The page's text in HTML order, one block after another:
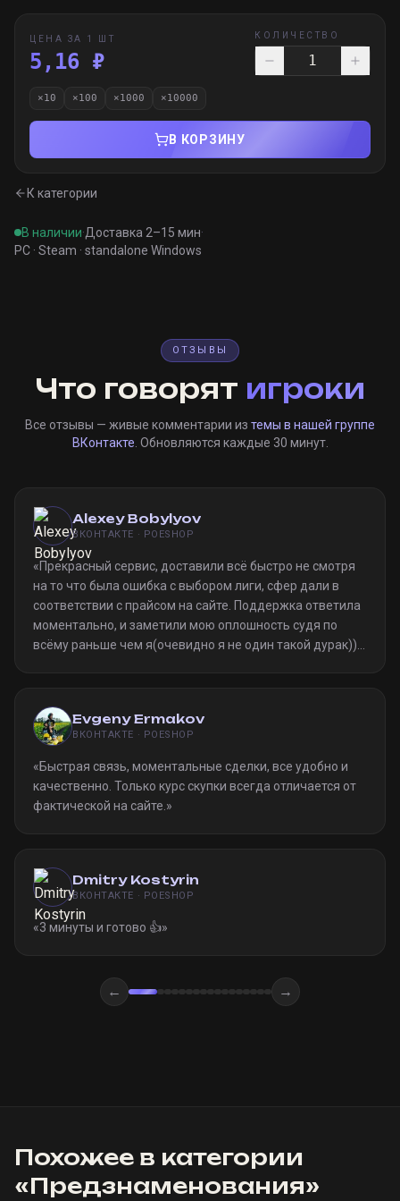
ЦЕНА ЗА 1 ШТ
5,16 ₽
КОЛИЧЕСТВО
×10 ×100 ×1000 ×10000
В КОРЗИНУ
К категории
В наличии·Доставка 2–15 мин·
PC · Steam · standalone Windows
ОТЗЫВЫ
Что говорят игроки
Все отзывы — живые комментарии из темы в нашей группе
ВКонтакте . Обновляются каждые 30 минут.
Alexey Bobylyov
ВКОНТАКТЕ · POESHOP
«Прекрасный сервис, доставили всё быстро не смотря
на то что была ошибка с выбором лиги, сфер дали в
соответствии с прайсом на сайте. Поддержка ответила
моментально, и заметили мою оплошность судя по
всёму раньше чем я(очевидно я не один такой дурак)).
Evgeny Ermakov
ВКОНТАКТЕ · POESHOP
«Быстрая связь, моментальные сделки, все удобно и
качественно. Только курс скупки всегда отличается от
фактической на сайте. »
Dmitry Kostyrin
ВКОНТАКТЕ · POESHOP
«3 минуты и готово 👍»
← →
Похожее в категории
«Предзнаменования»